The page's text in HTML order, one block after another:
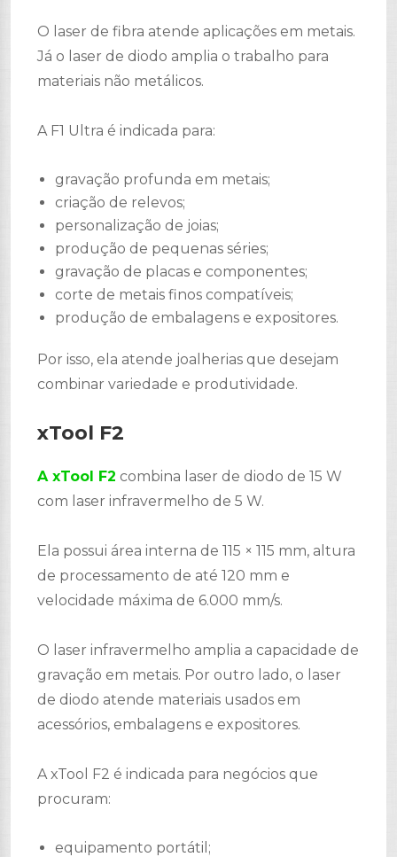
O laser de fibra atende aplicações em metais.
Já o laser de diodo amplia o trabalho para
materiais não metálicos.
A F1 Ultra é indicada para:
gravação profunda em metais;
criação de relevos;
personalização de joias;
produção de pequenas séries;
gravação de placas e componentes;
corte de metais finos compatíveis;
produção de embalagens e expositores.
Por isso, ela atende joalherias que desejam
combinar variedade e produtividade.
xTool F2
A xTool F2 combina laser de diodo de 15 W
com laser infravermelho de 5 W.
Ela possui área interna de 115 × 115 mm, altura
de processamento de até 120 mm e
velocidade máxima de 6.000 mm/s.
O laser infravermelho amplia a capacidade de
gravação em metais. Por outro lado, o laser
de diodo atende materiais usados em
acessórios, embalagens e expositores.
A xTool F2 é indicada para negócios que
procuram:
equipamento portátil;